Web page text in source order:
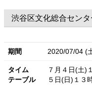
渋谷区文化総合センタ
期間 2020/07/04 (
タイム
テーブル
７月４日(土)
５日(日)１３